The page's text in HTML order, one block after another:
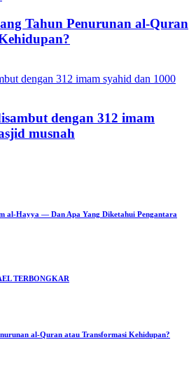
Tahun Penurunan al-Quran
dengan 312 imam
musnah
al-Hayya — Dan Apa Yang Diketahui Pengantara
TERBONGKAR
al-Quran atau Transformasi Kehidupan?